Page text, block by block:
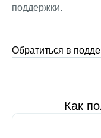
поддержки.
Обратиться в
Как